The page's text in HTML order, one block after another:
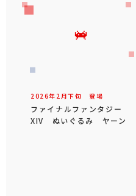
2026年 2 月下旬 登場
ファイナルファンタジー
XIV ぬいぐるみ ヤーン